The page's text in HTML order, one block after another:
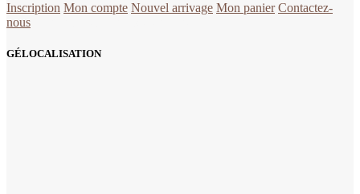
Inscription Mon compte Nouvel arrivage Mon panier Contactez-
nous
GÉLOCALISATION